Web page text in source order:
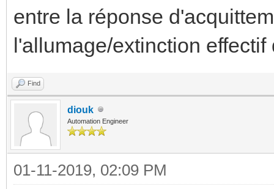
entre la réponse
l'allumage/extinction effectif
Find
diouk
Automation Engineer
01-11-2019, 02:09 PM